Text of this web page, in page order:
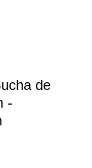
de
-